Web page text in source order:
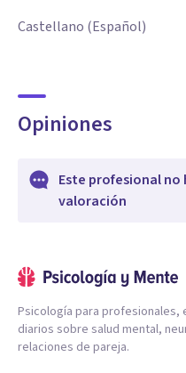
Castellano (Español)
Opiniones
Este profesional
valoración
Psicología para profesionales,
diarios sobre salud mental,
relaciones de pareja.